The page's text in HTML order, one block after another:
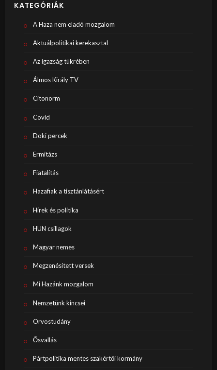
KATEGÓRIÁK
A Haza nem eladó mozgalom
Aktuálpolitikai kerekasztal
Az igazság tükrében
Álmos Király TV
Citonorm
Covid
Doki percek
Ermitázs
Fiatalítás
Hazafiak a tisztánlátásért
Hírek és politika
HUN csillagok
Magyar nemes
Megzenésített versek
Mi Hazánk mozgalom
Nemzetünk kincsei
Orvostudány
Ősvallás
Pártpolitika mentes szakértői kormány